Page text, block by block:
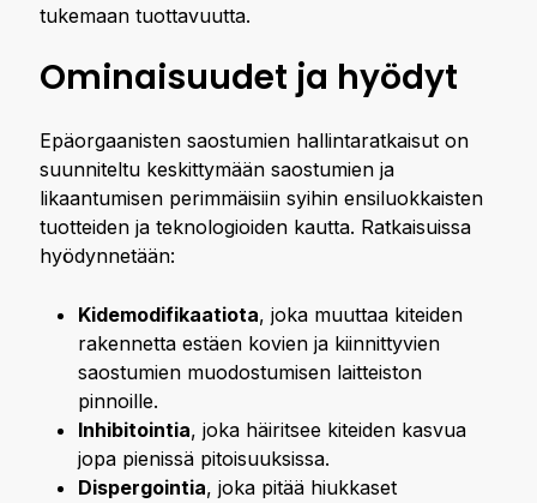
tukemaan tuottavuutta.
Ominaisuudet ja hyödyt
Epäorgaanisten saostumien hallintaratkaisut on
suunniteltu keskittymään saostumien ja
likaantumisen perimmäisiin syihin ensiluokkaisten
tuotteiden ja teknologioiden kautta. Ratkaisuissa
hyödynnetään:
Kidemodifikaatiota, joka muuttaa kiteiden
rakennetta estäen kovien ja kiinnittyvien
saostumien muodostumisen laitteiston
pinnoille.
Inhibitointia, joka häiritsee kiteiden kasvua
jopa pienissä pitoisuuksissa.
Dispergointia, joka pitää hiukkaset